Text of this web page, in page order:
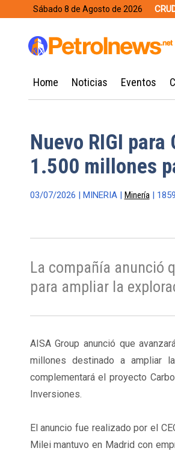
Sábado 8 de Agosto de 2026
Home Noticias Eventos
Nuevo RIGI
1.500 millones
03/07/2026 | MINERIA | Minería|
La compañía anunció
para ampliar la
AISA Group anunció que
millones destinado a ampliar
complementará el proyecto
Inversiones.
El anuncio fue realizado por el
Milei mantuvo en Madrid con